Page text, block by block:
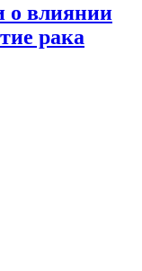
о влиянии
рака